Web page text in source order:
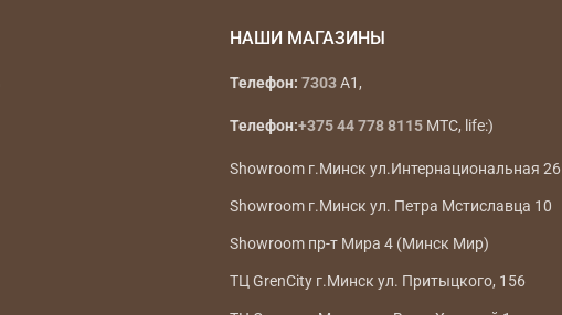
НАШИ МАГАЗИНЫ
Телефон: 7303A1,
Телефон:+375 44 778 8115 МТС, life:)
Showroom г.Минск ул.Интернациональная 26
Showroom г.Минск ул. Петра Мстиславца 10
Showroom пр-т Мира 4 (Минск Мир)
ТЦ GrenCity г.Минск ул. Притыцкого, 156